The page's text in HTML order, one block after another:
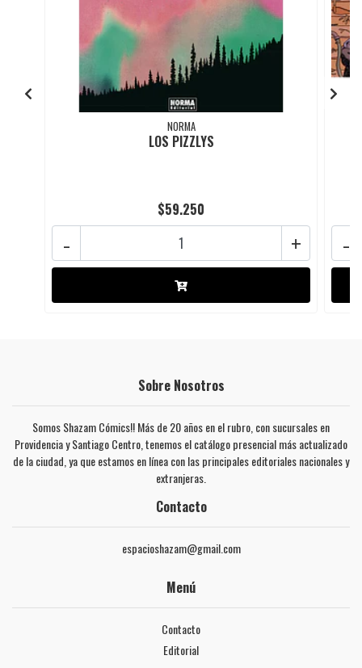
NORMA
LOS PIZZLYS
$59.250
+
- -
Sobre Nosotros
Somos Shazam Cómics!! Más de 20 años en el rubro, con sucursales en
Providencia y Santiago Centro, tenemos el catálogo presencial más actualizado
de la ciudad, ya que estamos en línea con las principales editoriales nacionales y
extranjeras.
Contacto
espacioshazam@gmail.com
Menú
Contacto
Editorial